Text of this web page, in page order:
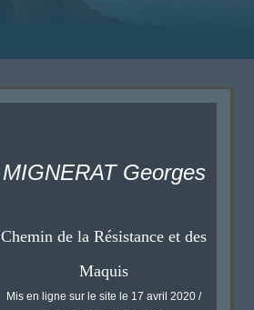
MIGNERAT Georges
Chemin de la Résistance et des
Maquis
Mis en ligne sur le site le 17 avril 2020 /